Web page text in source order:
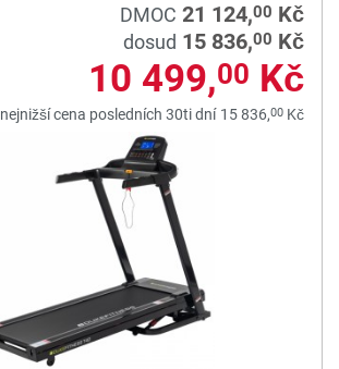
DMOC 21 124,00 Kč
dosud 15 836,00 Kč
10 499,00 Kč
nejnižší cena posledních 30ti dní 15 836,00 Kč